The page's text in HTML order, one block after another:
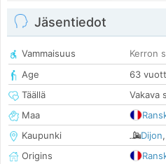
Jäsentiedot
Vammaisuus
Kerron
Age
63
Täällä
Vakava
Maa
Kaupunki
Dijon,
Origins